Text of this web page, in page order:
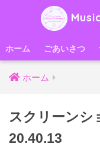
ホーム ごあいさつ
ホーム
スクリーンシ
20.40.13